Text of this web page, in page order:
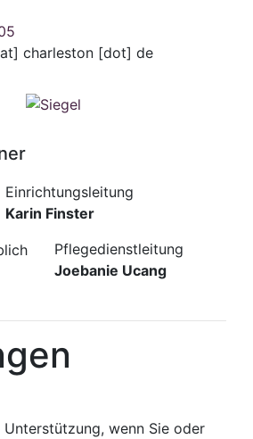
charleston [dot] de
Einrichtungsleitung
Karin Finster
Pflegedienstleitung
Joebanie Ucang
Unterstützung, wenn Sie oder